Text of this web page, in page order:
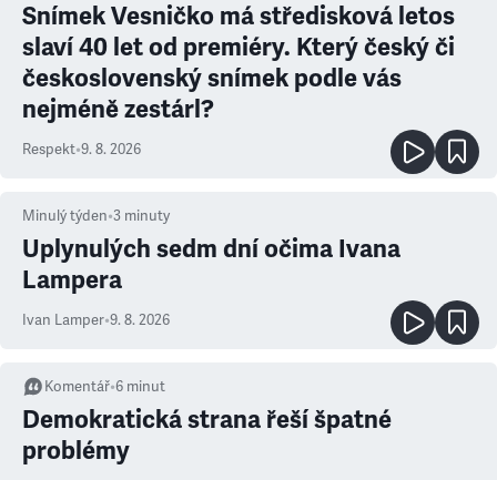
Snímek Vesničko má středisková letos
slaví 40 let od premiéry. Který český či
československý snímek podle vás
nejméně zestárl?
Respekt•9. 8. 2026
Minulý týden•3 minuty
Uplynulých sedm dní očima Ivana
Lampera
Ivan Lamper•9. 8. 2026
Komentář•6 minut
Demokratická strana řeší špatné
problémy